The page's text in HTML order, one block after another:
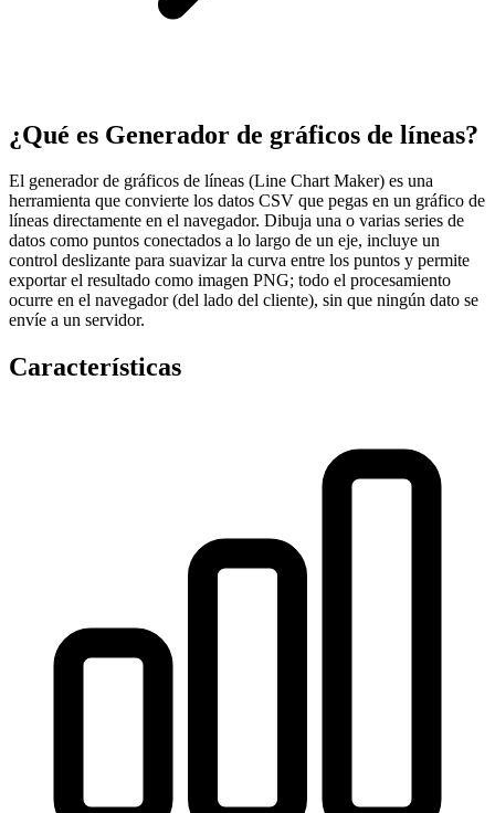
¿Qué es Generador de gráficos de líneas?
El generador de gráficos de líneas (Line Chart Maker) es una
herramienta que convierte los datos CSV que pegas en un gráfico de
líneas directamente en el navegador. Dibuja una o varias series de
datos como puntos conectados a lo largo de un eje, incluye un
control deslizante para suavizar la curva entre los puntos y permite
exportar el resultado como imagen PNG; todo el procesamiento
ocurre en el navegador (del lado del cliente), sin que ningún dato se
envíe a un servidor.
Características